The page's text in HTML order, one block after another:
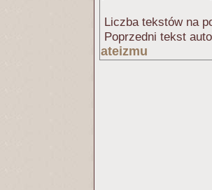
Liczba tekstów na
Poprzedni tekst
ateizmu